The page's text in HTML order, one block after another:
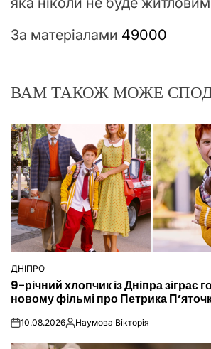
За матеріалами 49000
ВАМ ТАКОЖ МОЖЕ
ОПУБЛІКУВАТИ
У
ДНІПРО
9-річний хлопчик із Дніпра зіграє
новому фільмі про Петрика
on10.08.2026Опубліковано
Наумова Вікторія